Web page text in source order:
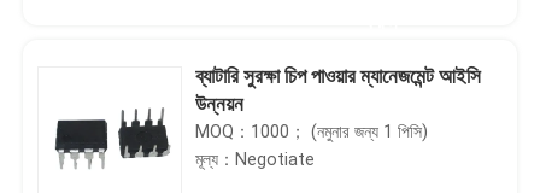
ব্যাটারি সুরক্ষা চিপ পাওয়ার ম্যানেজমেন্ট আইসি
উন্নয়ন
MOQ：1000； (নমুনার জন্য 1 পিসি)
মূল্য：Negotiate